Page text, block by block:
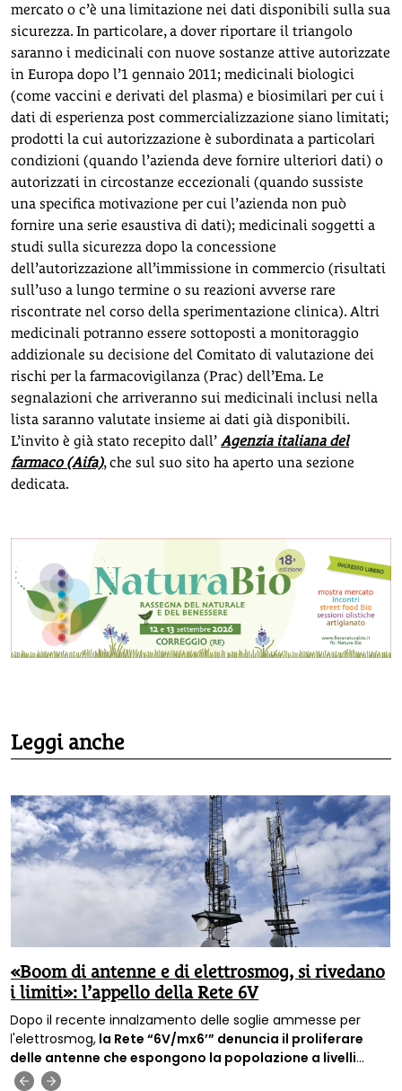
mercato o c’è una limitazione nei dati disponibili sulla sua
sicurezza. In particolare, a dover riportare il triangolo
saranno i medicinali con nuove sostanze attive autorizzate
in Europa dopo l’1 gennaio 2011; medicinali biologici
(come vaccini e derivati del plasma) e biosimilari per cui i
dati di esperienza post commercializzazione siano limitati;
prodotti la cui autorizzazione è subordinata a particolari
condizioni (quando l’azienda deve fornire ulteriori dati) o
autorizzati in circostanze eccezionali (quando sussiste
una specifica motivazione per cui l’azienda non può
fornire una serie esaustiva di dati); medicinali soggetti a
studi sulla sicurezza dopo la concessione
dell’autorizzazione all’immissione in commercio (risultati
sull’uso a lungo termine o su reazioni avverse rare
riscontrate nel corso della sperimentazione clinica). Altri
medicinali potranno essere sottoposti a monitoraggio
addizionale su decisione del Comitato di valutazione dei
rischi per la farmacovigilanza (Prac) dell’Ema. Le
segnalazioni che arriveranno sui medicinali inclusi nella
lista saranno valutate insieme ai dati già disponibili.
L’invito è già stato recepito dall’ Agenzia italiana del
farmaco (Aifa), che sul suo sito ha aperto una sezione
dedicata.
Leggi anche
«Boom di antenne e di elettrosmog, si rivedano
i limiti»: l’appello della Rete 6V
Dopo il recente innalzamento delle soglie ammesse per
l'elettrosmog, la Rete “6V/mx6’” denuncia il proliferare
delle antenne che espongono la popolazione a livelli
sempre più alti di inquinamento elettromagnetico e